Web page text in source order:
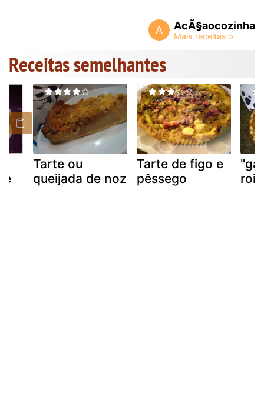
A AcÃ§aocozinha
Receitas semelhantes
e
Tarte ou
queijada de noz
Tarte de figo e
pêssego